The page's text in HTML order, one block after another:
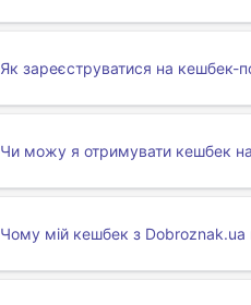
Як зареєструватися на кешбек-
Чи можу я отримувати кешбек
Чому мій кешбек з Dobroznak.ua